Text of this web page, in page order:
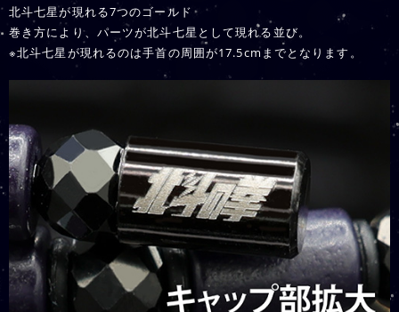
北斗七星が現れる7つのゴールド
巻き方により、パーツが北斗七星として現れる並び。
※北斗七星が現れるのは手首の周囲が17.5cmまでとなります。